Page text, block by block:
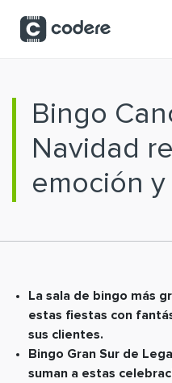
Bingo
Navidad
emoción
La sala de bingo más
estas fiestas con
sus clientes.
Bingo Gran Sur de
suman a estas